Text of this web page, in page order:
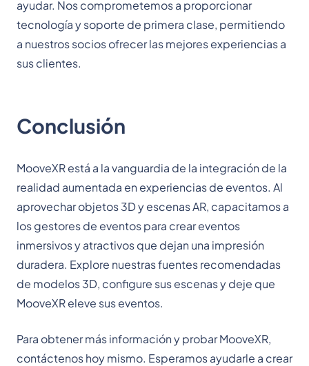
ayudar. Nos comprometemos a proporcionar
tecnología y soporte de primera clase, permitiendo
a nuestros socios ofrecer las mejores experiencias a
sus clientes.
Conclusión
MooveXR está a la vanguardia de la integración de la
realidad aumentada en experiencias de eventos. Al
aprovechar objetos 3D y escenas AR, capacitamos a
los gestores de eventos para crear eventos
inmersivos y atractivos que dejan una impresión
duradera. Explore nuestras fuentes recomendadas
de modelos 3D, configure sus escenas y deje que
MooveXR eleve sus eventos.
Para obtener más información y probar MooveXR,
contáctenos hoy mismo. Esperamos ayudarle a crear